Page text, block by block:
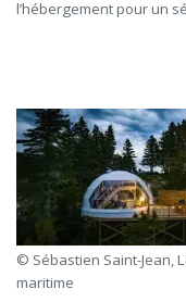
l’hébergement pour un
© Sébastien Saint-Jean,
maritime